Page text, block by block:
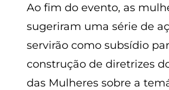
Ao fim do evento, as
sugeriram uma série de
servirão como subsídio
construção de diretrizes
das Mulheres sobre a